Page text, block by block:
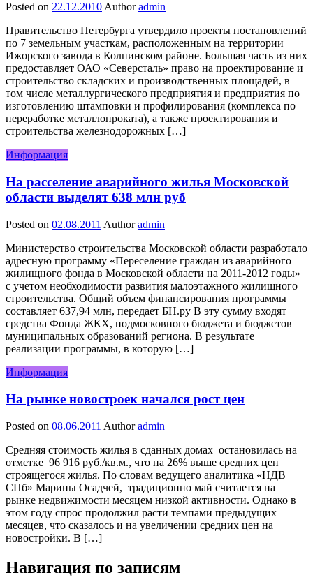
Posted on 22.12.2010 Author admin
Правительство Петербурга утвердило проекты постановлений
по 7 земельным участкам, расположенным на территории
Ижорского завода в Колпинском районе. Большая часть из них
предоставляет ОАО «Северсталь» право на проектирование и
строительство складских и производственных площадей, в
том числе металлургического предприятия и предприятия по
изготовлению штамповки и профилирования (комплекса по
переработке металлопроката), а также проектирования и
строительства железнодорожных […]
Информация
На расселение аварийного жилья Московской
области выделят 638 млн руб
Posted on 02.08.2011 Author admin
Министерство строительства Московской области разработало
адресную программу «Переселение граждан из аварийного
жилищного фонда в Московской области на 2011-2012 годы»
с учетом необходимости развития малоэтажного жилищного
строительства. Общий объем финансирования программы
составляет 637,94 млн, передает БН.ру В эту сумму входят
средства Фонда ЖКХ, подмосковного бюджета и бюджетов
муниципальных образований региона. В результате
реализации программы, в которую […]
Информация
На рынке новостроек начался рост цен
Posted on 08.06.2011 Author admin
Средняя стоимость жилья в сданных домах остановилась на
отметке 96 916 руб./кв.м., что на 26% выше средних цен
строящегося жилья. По словам ведущего аналитика «НДВ
СПб» Марины Осадчей, традиционно май считается на
рынке недвижимости месяцем низкой активности. Однако в
этом году спрос продолжил расти темпами предыдущих
месяцев, что сказалось и на увеличении средних цен на
новостройки. В […]
Навигация по записям